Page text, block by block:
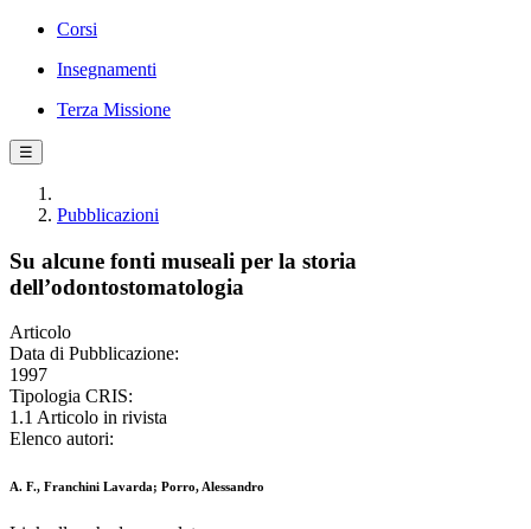
Corsi
Insegnamenti
Terza Missione
☰
Pubblicazioni
Su alcune fonti museali per la storia
dell’odontostomatologia
Articolo
Data di Pubblicazione:
1997
Tipologia CRIS:
1.1 Articolo in rivista
Elenco autori:
A. F., Franchini Lavarda; Porro, Alessandro